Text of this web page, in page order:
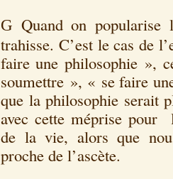
G Quand on
trahisse. C’est le cas de
faire une philosophie »,
soumettre », « se faire
que la philosophie serait
avec cette méprise
de la vie, alors que
proche de l’ascète.